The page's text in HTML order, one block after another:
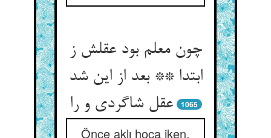
چون معلم بود عقلش ز
ابتدا ** بعد از این شد
عقل شاگردی و را
1065
Önce aklı hoca iken,